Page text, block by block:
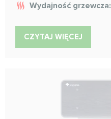
Wydajność grzewcza:
CZYTAJ WIĘCEJ